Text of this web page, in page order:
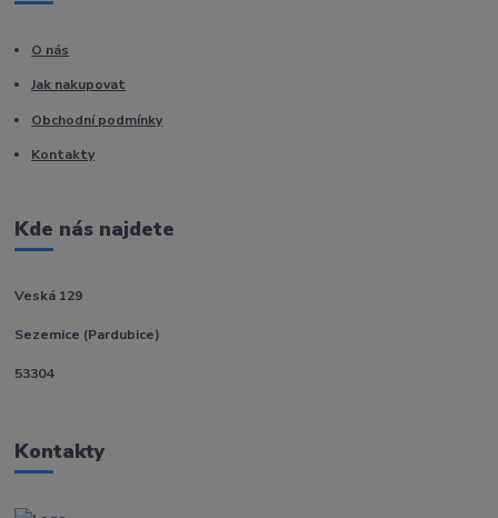
O nás
Jak nakupovat
Obchodní podmínky
Kontakty
Kde nás najdete
Veská 129
Sezemice (Pardubice)
53304
Kontakty